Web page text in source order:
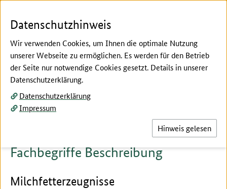
Hier beginnt der Hauptinhalt dieser Seite
Beschreibung
Fachbegriffe erklärt
Fachbegriffe Beschreibung
Milchfetterzeugnisse
Datenschutzhinweis
Wir verwenden Cookies, um Ihnen die optimale Nutzung
unserer Webseite zu ermöglichen. Es werden für den Betrieb
der Seite nur notwendige Cookies gesetzt. Details in unserer
Datenschutzerklärung.
Datenschutzerklärung
Impressum
Hinweis gelesen